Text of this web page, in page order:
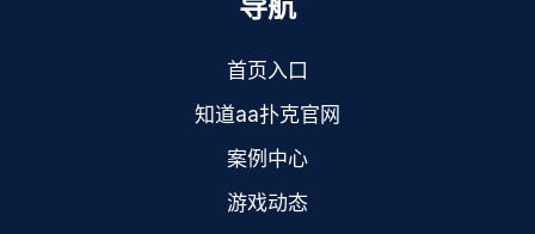
导航
首页入口
知道aa扑克官网
案例中心
游戏动态